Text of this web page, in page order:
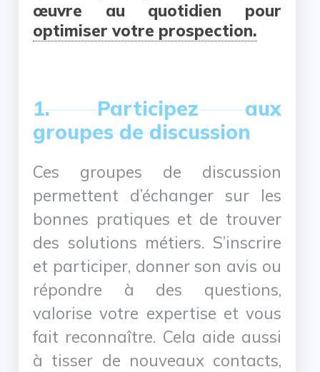
œuvre au quotidien pour
optimiser votre prospection.
1. Participez aux
groupes de discussion
Ces groupes de discussion
permettent d’échanger sur les
bonnes pratiques et de trouver
des solutions métiers. S’inscrire
et participer, donner son avis ou
répondre à des questions,
valorise votre expertise et vous
fait reconnaître. Cela aide aussi
à tisser de nouveaux contacts,